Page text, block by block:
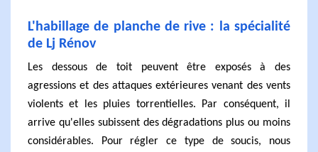
L'habillage de planche de rive : la spécialité
de Lj Rénov
Les dessous de toit peuvent être exposés à des
agressions et des attaques extérieures venant des vents
violents et les pluies torrentielles. Par conséquent, il
arrive qu'elles subissent des dégradations plus ou moins
considérables. Pour régler ce type de soucis, nous